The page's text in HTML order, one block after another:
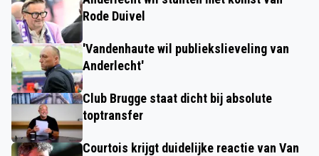
Rode Duivel
'Vandenhaute wil publiekslieveling van
Anderlecht'
Club Brugge staat dicht bij absolute
toptransfer
Courtois krijgt duidelijke reactie van Van